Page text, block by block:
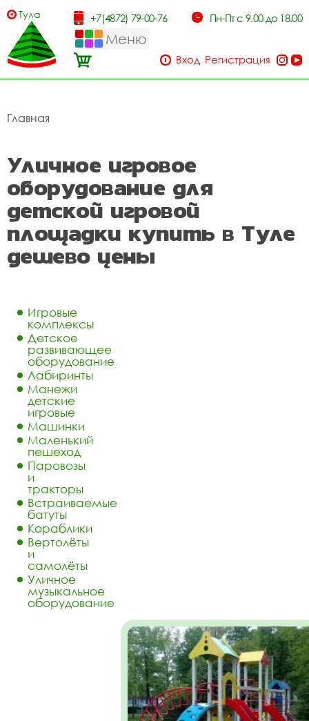
Тула +7(4872) 79-00-76 Пн-Пт с 9.00 до 18.00
Меню
Вход Регистрация
Главная
Уличное игровое
оборудование для
детской игровой
площадки купить в Туле
дешево цены
Игровые
комплексы
Детское
развивающее
оборудование
Лабиринты
Манежи
детские
игровые
Машинки
Маленький
пешеход
Паровозы
и
тракторы
Встраиваемые
батуты
Кораблики
Вертолёты
и
самолёты
Уличное
музыкальное
оборудование